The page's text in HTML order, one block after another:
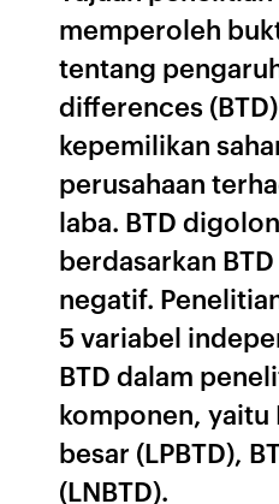
memperoleh
tentang
differences
kepemilikan
perusahaan
laba. BTD
berdasarkan
negatif.
5 variabel
BTD dalam
komponen, yaitu
besar (LPBTD),
(LNBTD).